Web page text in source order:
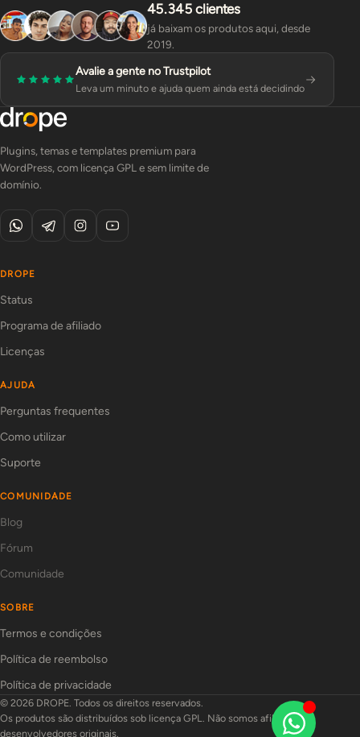
45.345 clientes
já baixam os produtos aqui, desde
2019.
Avalie a gente no Trustpilot
Leva um minuto e ajuda quem ainda está decidindo
Plugins, temas e templates premium para
WordPress, com licença GPL e sem limite de
domínio.
DROPE
Status
Programa de afiliado
Licenças
AJUDA
Perguntas frequentes
Como utilizar
Suporte
COMUNIDADE
Blog
Fórum
Comunidade
SOBRE
Termos e condições
Política de reembolso
Política de privacidade
© 2026 DROPE. Todos os direitos reservados.
Os produtos são distribuídos sob licença GPL. Não somos afiliados aos
desenvolvedores originais.